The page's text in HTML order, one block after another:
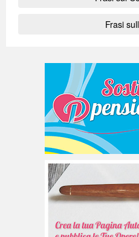
Frasi